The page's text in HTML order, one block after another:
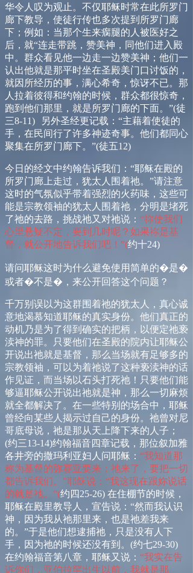
华令人叹为观止。不仅耶稣时常在此所罗门
廊下教导，使徒行传也多次提到所罗门廊
下；例如：当那个生来瘸腿的人被医好之
后，就“连走带跳，赞美神，同他们进入殿
中。群众看见他一边走一边赞美神；他们一
认出他就是那平时坐在圣殿美门口讨饭的，
就因所经历的事，满心希奇，惊讶不已。那
人拉着彼得和约翰的时候，群众都很惊奇，
跑到他们那里，就是所罗门廊的下面。 ”(徒
三8-11) 另外圣经更记载： “主藉着使徒的
手，在民间行了许多神迹奇事。他们都同心
聚集在所罗门廊下。 ”(徒五12)
今日的经文中约翰告诉我们：“耶稣在殿的
所罗门廊上走过，犹太人围着祂。”请注意
这时的气氛似乎带着强烈的火药味，这些可
能是宗教领袖的犹太人围着祂，分明是堵死
了祂的去路，挑战祂又对祂说： “祢使我们
心里悬疑不定，要到几时呢？如果祢是基
督，就公开地告诉我们吧！”(约十24)
请问耶稣这时为什么避免使用简单的�是�
或者�不是�，来公开回答这个问题？
千万别误以为这群围着祂的犹太人，真心诚
意地渴慕知道耶稣的真实身份。他们真正的
动机乃是为了得到确实的把柄，以便定祂亵
渎神的罪。只要他们在圣殿的院内让耶稣公
开说出祂就是基督，那么当场就有足够多的
宗教领袖，可以为着祂说了这种亵渎神的话
作见证，而当场以石头打死祂！只要他们能
够逼耶稣公开说出祂就是神，那么一切麻烦
就全都解决了。在一些特别的场合中，耶稣
曾经向某些人揭示过自己的身份。祂曾对尼
哥底母说，祂是那从天上降下来的人子；
(约三13-14)约翰福音四章记载，那位叙加雅
各井旁的撒玛利亚妇人问耶稣： “我知道那
称为基督的弥赛亚要来；祂来了，要把一切
都告诉我们。”耶稣说：“我这现在跟妳说话
的就是祂。”(约四25-26) 在住棚节的时候，
耶稣在殿里教导人，宣告说： “然而我认识
神，因为我从祂那里来，也是祂差我来
的。 ”于是他们想逮捕祂，只是没有人下
手，因为祂的时候还没有到。 (约七29-30)
在约翰福音第八章，耶稣又说： “我实在告
诉你们，亚伯拉罕出生以前，我就是那